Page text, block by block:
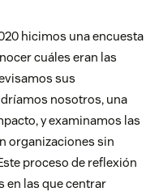
hicimos una encuesta
cuáles eran las
sus
nosotros, una
y examinamos las
organizaciones sin
proceso de reflexión
en las que centrar